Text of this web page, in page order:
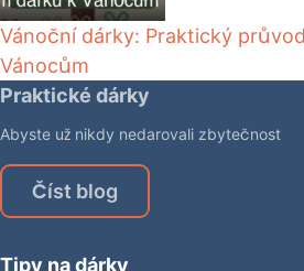
Vánoční dárky: Praktický
Vánocům
Praktické dárky
Abyste už nikdy nedarovali zbytečnost
Číst blog
Tipy na dárky